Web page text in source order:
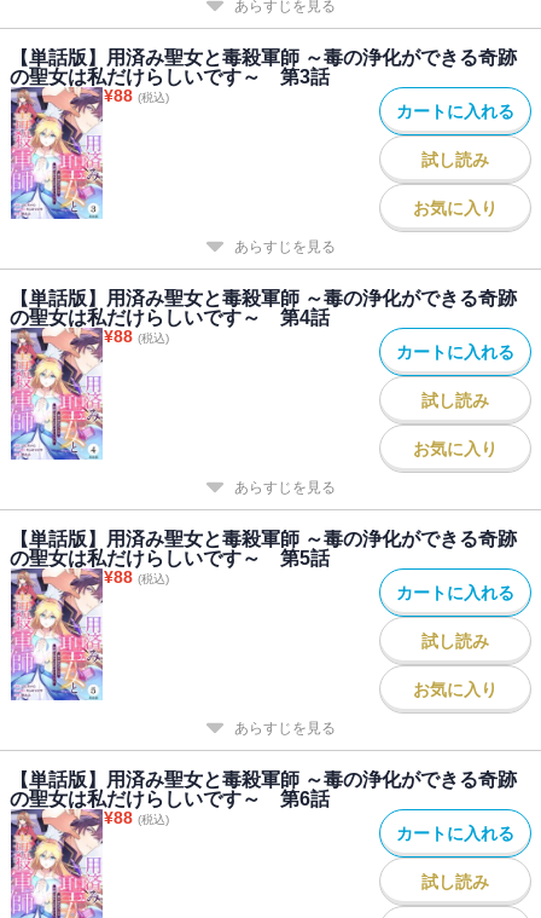
あらすじを見る
【単話版】用済み聖女と毒殺軍師 ～毒の浄化ができる奇跡
の聖女は私だけらしいです～ 第3話
¥88 (税込)
カートに入れる
試し読み
お気に入り
あらすじを見る
【単話版】用済み聖女と毒殺軍師 ～毒の浄化ができる奇跡
の聖女は私だけらしいです～ 第4話
¥88 (税込)
カートに入れる
試し読み
お気に入り
あらすじを見る
【単話版】用済み聖女と毒殺軍師 ～毒の浄化ができる奇跡
の聖女は私だけらしいです～ 第5話
¥88 (税込)
カートに入れる
試し読み
お気に入り
あらすじを見る
【単話版】用済み聖女と毒殺軍師 ～毒の浄化ができる奇跡
の聖女は私だけらしいです～ 第6話
¥88 (税込)
カートに入れる
試し読み